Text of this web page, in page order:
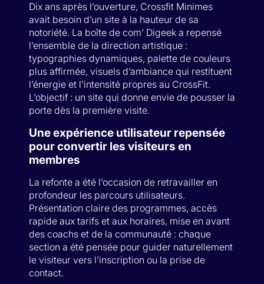
Dix ans après l’ouverture, Crossfit Minimes
avait besoin d’un site à la hauteur de sa
notoriété. La boîte de com’ Digeek a repensé
l’ensemble de la direction artistique :
typographies dynamiques, palette de couleurs
plus affirmée, visuels d’ambiance qui restituent
l’énergie et l’intensité propres au CrossFit.
L’objectif : un site qui donne envie de pousser la
porte dès la première visite.
Une expérience utilisateur repensée
pour convertir les visiteurs en
membres
La refonte a été l’occasion de retravailler en
profondeur les parcours utilisateurs.
Présentation claire des programmes, accès
rapide aux tarifs et aux horaires, mise en avant
des coachs et de la communauté : chaque
section a été pensée pour guider naturellement
le visiteur vers l’inscription ou la prise de
contact.